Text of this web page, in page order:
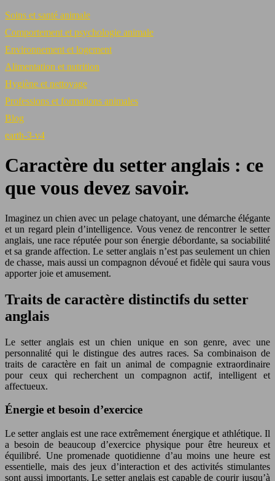
Soins et santé animale
Comportement et psychologie animale
Environnement et logement
Alimentation et nutrition
Hygiène et nettoyage
Professions et formations animales
Blog
earth-3-v4
Caractère du setter anglais : ce
que vous devez savoir.
Imaginez un chien avec un pelage chatoyant, une démarche élégante
et un regard plein d’intelligence. Vous venez de rencontrer le setter
anglais, une race réputée pour son énergie débordante, sa sociabilité
et sa grande affection. Le setter anglais n’est pas seulement un chien
de chasse, mais aussi un compagnon dévoué et fidèle qui saura vous
apporter joie et amusement.
Traits de caractère distinctifs du setter
anglais
Le setter anglais est un chien unique en son genre, avec une
personnalité qui le distingue des autres races. Sa combinaison de
traits de caractère en fait un animal de compagnie extraordinaire
pour ceux qui recherchent un compagnon actif, intelligent et
affectueux.
Énergie et besoin d’exercice
Le setter anglais est une race extrêmement énergique et athlétique. Il
a besoin de beaucoup d’exercice physique pour être heureux et
équilibré. Une promenade quotidienne d’au moins une heure est
essentielle, mais des jeux d’interaction et des activités stimulantes
sont aussi importants. Le setter anglais est capable de courir jusqu’à